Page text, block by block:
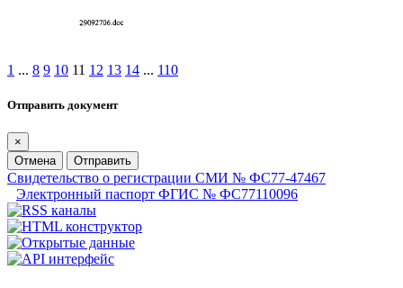
1 ... 8 9 10 11 12 13 14 ... 110
Отправить документ
×
Отмена
Отправить
Свидетельство о регистрации СМИ № ФС77-47467
Электронный паспорт ФГИС № ФС77110096